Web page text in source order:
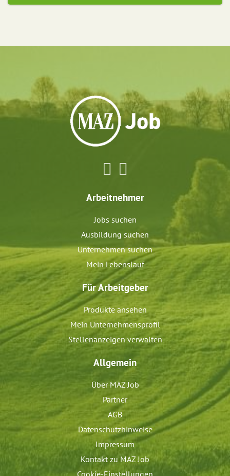
Arbeitnehmer
Jobs suchen
Ausbildung suchen
Unternehmen suchen
Mein Lebenslauf
Für Arbeitgeber
Produkte ansehen
Mein Unternehmensprofil
Stellenanzeigen verwalten
Allgemein
Über MAZ Job
Partner
AGB
Datenschutzhinweise
Impressum
Kontakt zu MAZ Job
Cookie-Einstellungen